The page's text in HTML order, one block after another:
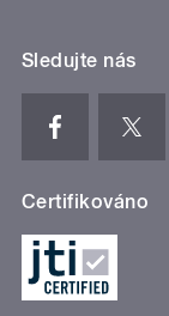
Sledujte nás
Certifikováno